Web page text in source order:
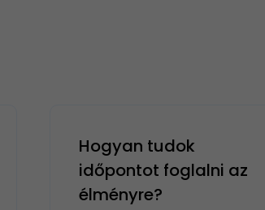
Hogyan tudok
időpontot foglalni az
élményre?